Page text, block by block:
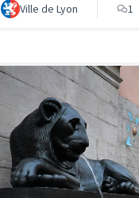
Ville de Lyon 1